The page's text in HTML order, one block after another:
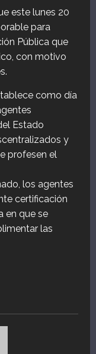
este lunes 20
para
Pública que
con motivo
como día
Estado
y
profesen el
los agentes
certificación
en que se
las